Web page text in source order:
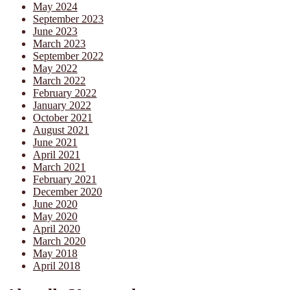
May 2024
September 2023
June 2023
March 2023
September 2022
May 2022
March 2022
February 2022
January 2022
October 2021
August 2021
June 2021
April 2021
March 2021
February 2021
December 2020
June 2020
May 2020
April 2020
March 2020
May 2018
April 2018